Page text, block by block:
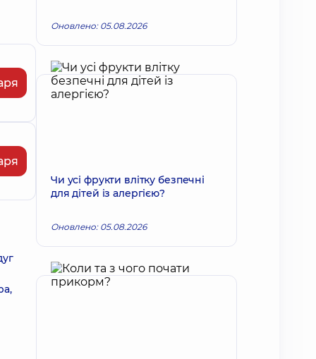
Оновлено: 05.08.2026
Чи усі фрукти влітку безпечні
для дітей із алергією?
Оновлено: 05.08.2026